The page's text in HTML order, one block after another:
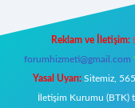
Reklam ve İletişim:
forumhizmeti@gmail.com
Yasal Uyarı: Sitemiz,
İletişim Kurumu (BTK)